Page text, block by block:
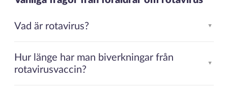
Vad är rotavirus? ▲
Hur länge har man biverkningar från
rotavirusvaccin?
▲